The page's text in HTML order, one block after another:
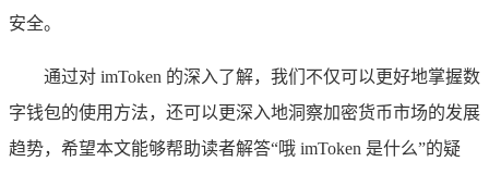
安全。
通过对 imToken 的深入了解，我们不仅可以更好地掌握数
字钱包的使用方法，还可以更深入地洞察加密货币市场的发展
趋势，希望本文能够帮助读者解答“哦 imToken 是什么”的疑